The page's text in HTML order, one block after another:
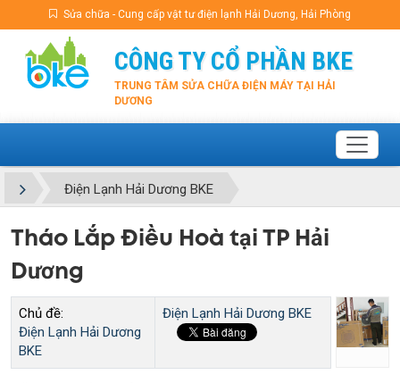
Sửa chữa - Cung cấp vật tư điện lạnh Hải Dương, Hải Phòng
CÔNG TY CỔ PHẦN BKE
TRUNG TÂM SỬA CHỮA ĐIỆN MÁY TẠI HẢI
DƯƠNG
Điện Lạnh Hải Dương BKE
Tháo Lắp Điều Hoà tại TP Hải
Dương
Chủ đề:
Điện Lạnh Hải Dương
BKE
Điện Lạnh Hải Dương BKE